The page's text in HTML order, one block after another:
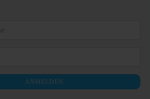
ANMELDEN